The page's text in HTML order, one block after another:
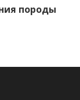
породы